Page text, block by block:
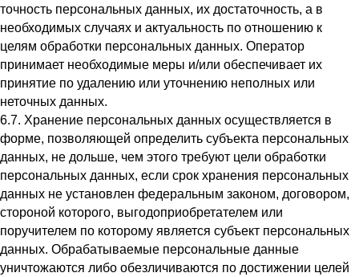
точность персональных данных, их достаточность, а в
необходимых случаях и актуальность по отношению к
целям обработки персональных данных. Оператор
принимает необходимые меры и/или обеспечивает их
принятие по удалению или уточнению неполных или
неточных данных.
6.7. Хранение персональных данных осуществляется в
форме, позволяющей определить субъекта персональных
данных, не дольше, чем этого требуют цели обработки
персональных данных, если срок хранения персональных
данных не установлен федеральным законом, договором,
стороной которого, выгодоприобретателем или
поручителем по которому является субъект персональных
данных. Обрабатываемые персональные данные
уничтожаются либо обезличиваются по достижении целей